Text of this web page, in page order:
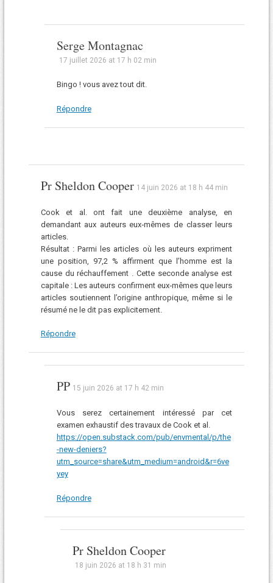
Serge Montagnac
17 juillet 2026 at 17 h 02 min
Bingo ! vous avez tout dit.
Répondre
Pr Sheldon Cooper 14 juin 2026 at 18 h 44 min
Cook et al. ont fait une deuxième analyse, en
demandant aux auteurs eux‑mêmes de classer leurs
articles.
Résultat : Parmi les articles où les auteurs expriment
une position, 97,2 % affirment que l’homme est la
cause du réchauffement . Cette seconde analyse est
capitale : Les auteurs confirment eux‑mêmes que leurs
articles soutiennent l’origine anthropique, même si le
résumé ne le dit pas explicitement.
Répondre
PP 15 juin 2026 at 17 h 42 min
Vous serez certainement intéressé par cet
examen exhaustif des travaux de Cook et al.
https://open.substack.com/pub/envmental/p/the
-new-deniers?
utm_source=share&utm_medium=android&r=6ve
yey
Répondre
Pr Sheldon Cooper
18 juin 2026 at 18 h 31 min